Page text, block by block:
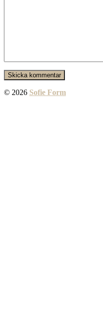
© 2026 Sofie Form